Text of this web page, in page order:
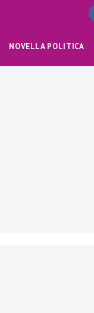
NOVELLA POLITICA